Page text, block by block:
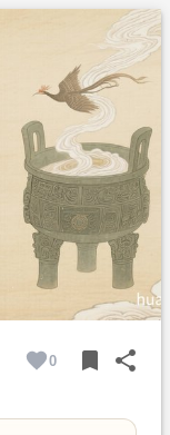
0 bookmark share